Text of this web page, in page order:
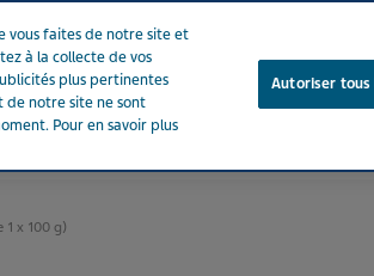
1 x 100 g)
vous faites de notre site et
à la collecte de vos
plus pertinentes
de notre site ne sont
Pour en savoir plus
Autoriser tous